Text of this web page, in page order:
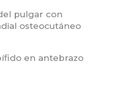
pulgar con
osteocutáneo
en antebrazo